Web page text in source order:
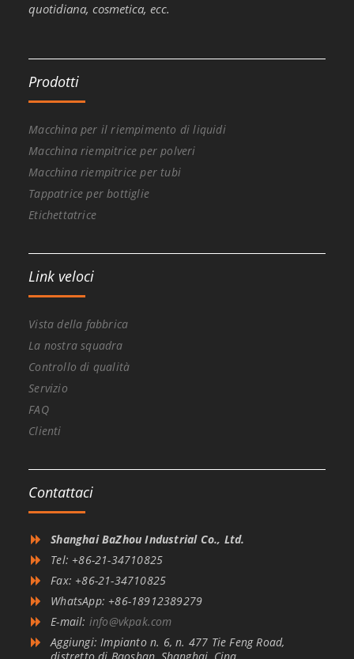
quotidiana, cosmetica, ecc.
Prodotti
Macchina per il riempimento di liquidi
Macchina riempitrice per polveri
Macchina riempitrice per tubi
Tappatrice per bottiglie
Etichettatrice
Link veloci
Vista della fabbrica
La nostra squadra
Controllo di qualità
Servizio
FAQ
Clienti
Contattaci
Shanghai BaZhou Industrial Co., Ltd.
Tel: +86-21-34710825
Fax: +86-21-34710825
WhatsApp: +86-18912389279
E-mail: info@vkpak.com
Aggiungi: Impianto n. 6, n. 477 Tie Feng Road,